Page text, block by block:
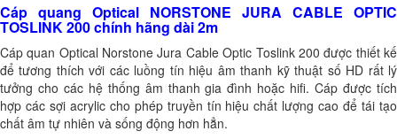
Cáp quang Optical NORSTONE JURA CABLE OPTIC
TOSLINK 200 chính hãng dài 2m
Cáp quan Optical Norstone Jura Cable Optic Toslink 200 được thiết kế
để tương thích với các luồng tín hiệu âm thanh kỹ thuật số HD rất lý
tưởng cho các hệ thống âm thanh gia đình hoặc hifi. Cáp được tích
hợp các sợi acrylic cho phép truyền tín hiệu chất lượng cao để tái tạo
chất âm tự nhiên và sống động hơn hẳn.